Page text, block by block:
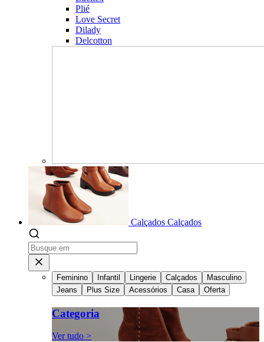
Plié
Love Secret
Dilady
Delcotton
Calçados Calçados
Feminino Infantil Lingerie Calçados
Masculino
Jeans
Plus Size Acessórios Casa Oferta
Categoria
Ver tudo >